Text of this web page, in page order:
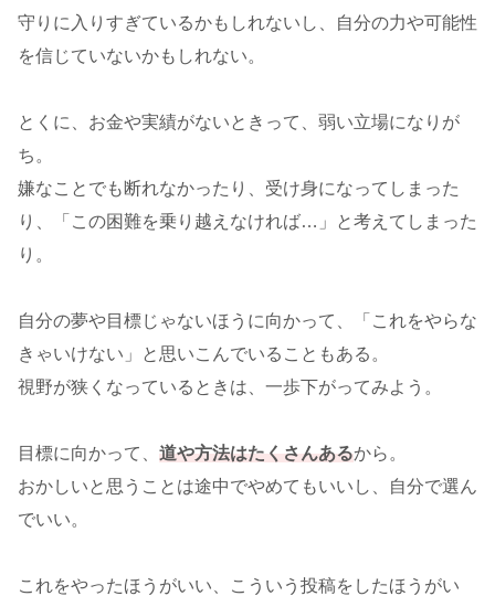
守りに入りすぎているかもしれないし、自分の力や可能性
を信じていないかもしれない。
とくに、お金や実績がないときって、弱い立場になりが
ち。
嫌なことでも断れなかったり、受け身になってしまった
り、「この困難を乗り越えなければ…」と考えてしまった
り。
自分の夢や目標じゃないほうに向かって、「これをやらな
きゃいけない」と思いこんでいることもある。
視野が狭くなっているときは、一歩下がってみよう。
目標に向かって、 道や方法はたくさんあるから。
おかしいと思うことは途中でやめてもいいし、自分で選ん
でいい。
これをやったほうがいい、こういう投稿をしたほうがい